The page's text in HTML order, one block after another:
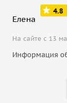
Елена
4.8
На сайте с 13
Информация